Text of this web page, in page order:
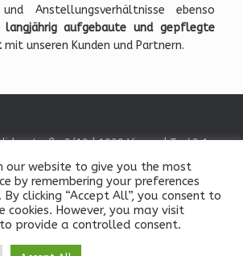
Anstellungsverhältnisse ebenso
langjährig aufgebaute und gepflegte
mit unseren Kunden und Partnern.
3/12 | 1030 Vienna | T +43 1
Trials Management GmbH, 2026
Notice |Datenschutz/Data Privacy
our website to give you the most
by remembering your preferences
clicking “Accept All”, you consent to
cookies. However, you may visit
provide a controlled consent.